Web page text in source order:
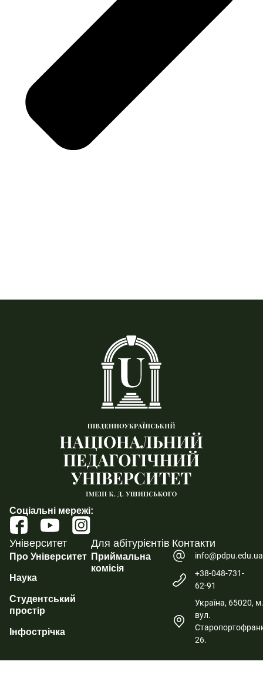
Соціальні мережі:
Університет
Про Університет
Наука
Студентський
простір
Інфострічка
Для абітурієнтів
Приймальна
комісія
Контакти
info@pdpu.edu.ua
+38-048-731-
62-91
Україна, 65020,
вул.
26.